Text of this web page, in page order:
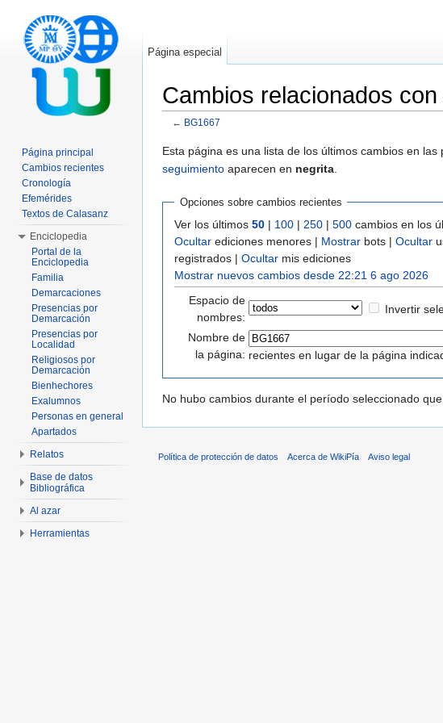
Cambios relacionados
← BG1667
Esta página es una lista de los últimos cambios en
seguimiento aparecen en negrita
Opciones sobre cambios recientes
Ver los últimos 50 | 100 | 250 | 500 cambios en los
Ocultar ediciones menores | Mostrar bots | Ocultar
registrados | Ocultar mis ediciones
Mostrar nuevos cambios desde 22:21 6 ago 2026
Espacio de
nombres:
Invertir
Nombre de
la página: recientes en lugar de la página
No hubo cambios durante el período seleccionado
Página especial
Página principal
Cambios recientes
Cronología
Efemérides
Textos de Calasanz
Enciclopedia
Portal de la
Enciclopedia
Familia
Demarcaciones
Presencias por
Demarcación
Presencias por
Localidad
Religiosos por
Demarcación
Bienhechores
Exalumnos
Personas en general
Apartados
Relatos
Base de datos
Bibliográfica
Al azar
Herramientas
Política de protección de datos Acerca de WikiPía Aviso legal